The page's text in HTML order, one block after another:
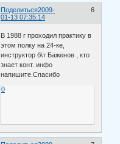
Поделиться 6
2009-
01-13 07:35:14
В 1988 г проходил практику в
этом полку на 24-ке,
инструктор б\т Баженов , кто
знает конт. инфо
напишите.Спасибо
0